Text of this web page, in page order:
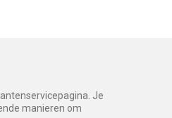
Je
manieren om